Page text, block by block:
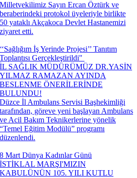
Milletvekilimiz Sayın Ercan Öztürk ve
beraberindeki protokol üyeleriyle birlikte
50 yataklı Akçakoca Devlet Hastanemizi
ziyaret etti.
‘‘Sağlığım İş Yerinde Projesi’’ Tanıtım
Toplantısı Gerçekleştirildi" ​
İL SAĞLIK MÜDÜRÜMÜZ DR.YASİN
YILMAZ RAMAZAN AYINDA
BESLENME ÖNERİLERİNDE
BULUNDU!
Düzce İl Ambulans Servisi Başhekimliği
tarafından, göreve yeni başlayan Ambulans
ve Acil Bakım Teknikerlerine yönelik
“Temel Eğitim Modülü” programı
düzenlendi.
8 Mart Dünya Kadınlar Günü
İSTİKLAL MARŞI'MIZIN
KABULÜNÜN 105. YILI KUTLU